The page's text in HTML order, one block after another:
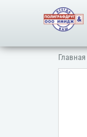
Главная